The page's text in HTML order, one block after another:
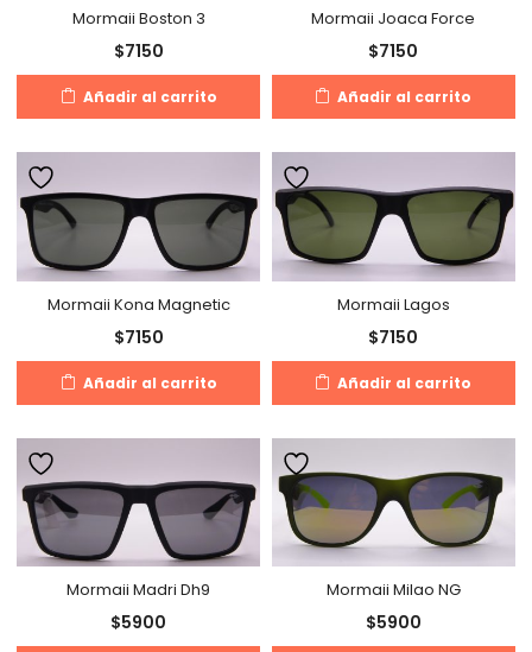
Mormaii Boston 3
$7150
Añadir al carrito
Mormaii Joaca Force
$7150
Añadir al carrito
Mormaii Kona Magnetic
$7150
Añadir al carrito
Mormaii Lagos
$7150
Añadir al carrito
Mormaii Madri Dh9
$5900
Mormaii Milao NG
$5900